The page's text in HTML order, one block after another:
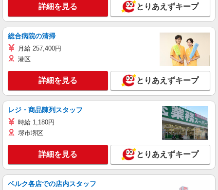
詳細を見る とりあえずキープ
総合病院の清掃
月給 257,400円
港区
詳細を見る とりあえずキープ
レジ・商品陳列スタッフ
時給 1,180円
堺市堺区
詳細を見る とりあえずキープ
ベルク各店での店内スタッフ